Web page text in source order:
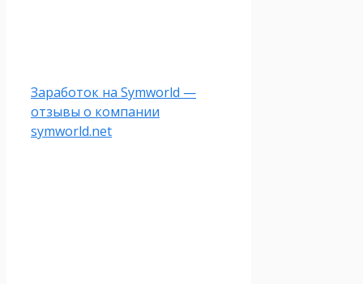
Заработок на Symworld —
отзывы о компании
symworld.net